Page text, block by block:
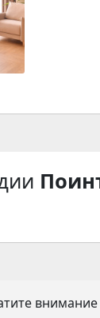
внимание